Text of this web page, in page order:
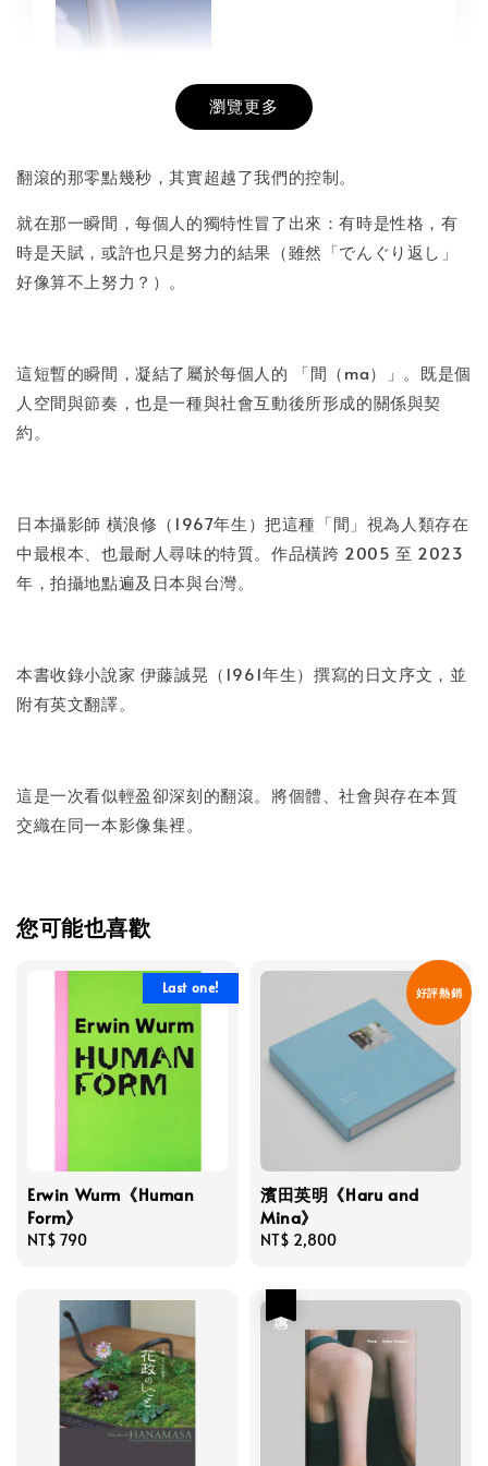
NT$ 50
- +
加入購物車
瀏覽更多
翻滾的那零點幾秒，其實超越了我們的控制。
就在那一瞬間，每個人的獨特性冒了出來：有時是性格，有
時是天賦，或許也只是努力的結果（雖然「でんぐり返し」
好像算不上努力？）。
這短暫的瞬間，凝結了屬於每個人的 「間（ma）」。既是個
人空間與節奏，也是一種與社會互動後所形成的關係與契
約。
日本攝影師 橫浪修（1967年生）把這種「間」視為人類存在
中最根本、也最耐人尋味的特質。作品橫跨 2005 至 2023
年，拍攝地點遍及日本與台灣。
本書收錄小說家 伊藤誠晃（1961年生）撰寫的日文序文，並
附有英文翻譯。
這是一次看似輕盈卻深刻的翻滾。將個體、社會與存在本質
交織在同一本影像集裡。
您可能也喜歡
Last one!
Erwin Wurm《Human
Form》
Regular
NT$ 790
好評熱銷
濱田英明《Haru and
Mina》
Regular
NT$ 2,800